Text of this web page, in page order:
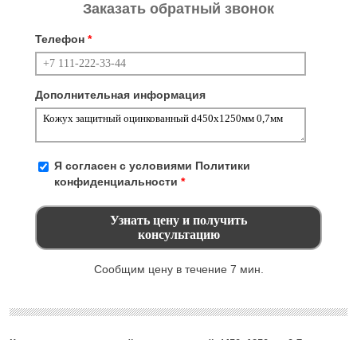
Заказать обратный звонок
Телефон *
Дополнительная информация
Я согласен с условиями Политики
конфиденциальности *
Сообщим цену в течение 7 мин.